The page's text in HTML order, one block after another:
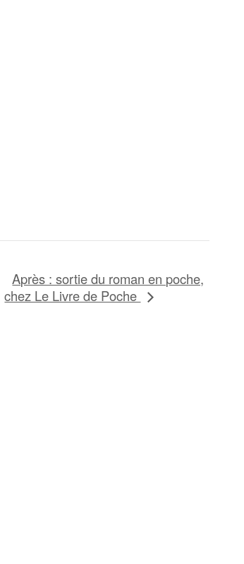
Après : sortie du roman en poche,
chez Le Livre de Poche